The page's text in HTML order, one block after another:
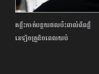
គន្លឹះកាត់បន្ថយផលប៉ះពាល់ពីពន្លឺ
អេឡិចត្រូនិចពេលយប់